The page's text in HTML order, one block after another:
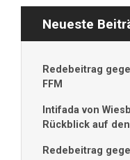
Neueste
Redebeitrag
FFM
Intifada von
Rückblick auf
Redebeitrag